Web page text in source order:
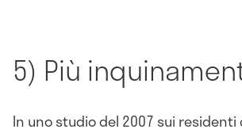
5) Più
In uno studio del 2007 sui residenti